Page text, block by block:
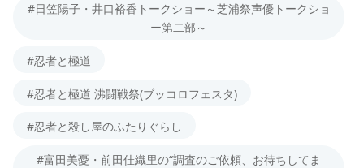
#日笠陽子・井口裕香トークショー～芝浦祭声優トークショ
ー第二部～
#忍者と極道
#忍者と極道 沸闘戦祭(ブッコロフェスタ)
#忍者と殺し屋のふたりぐらし
#富田美憂・前田佳織里の“調査のご依頼、お待ちしてま